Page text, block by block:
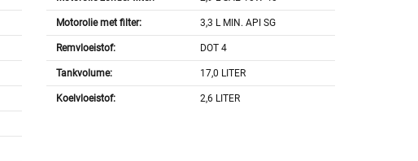
Motorolie met filter: 3,3 L MIN. API SG
Remvloeistof: DOT 4
Tankvolume: 17,0 LITER
Koelvloeistof: 2,6 LITER